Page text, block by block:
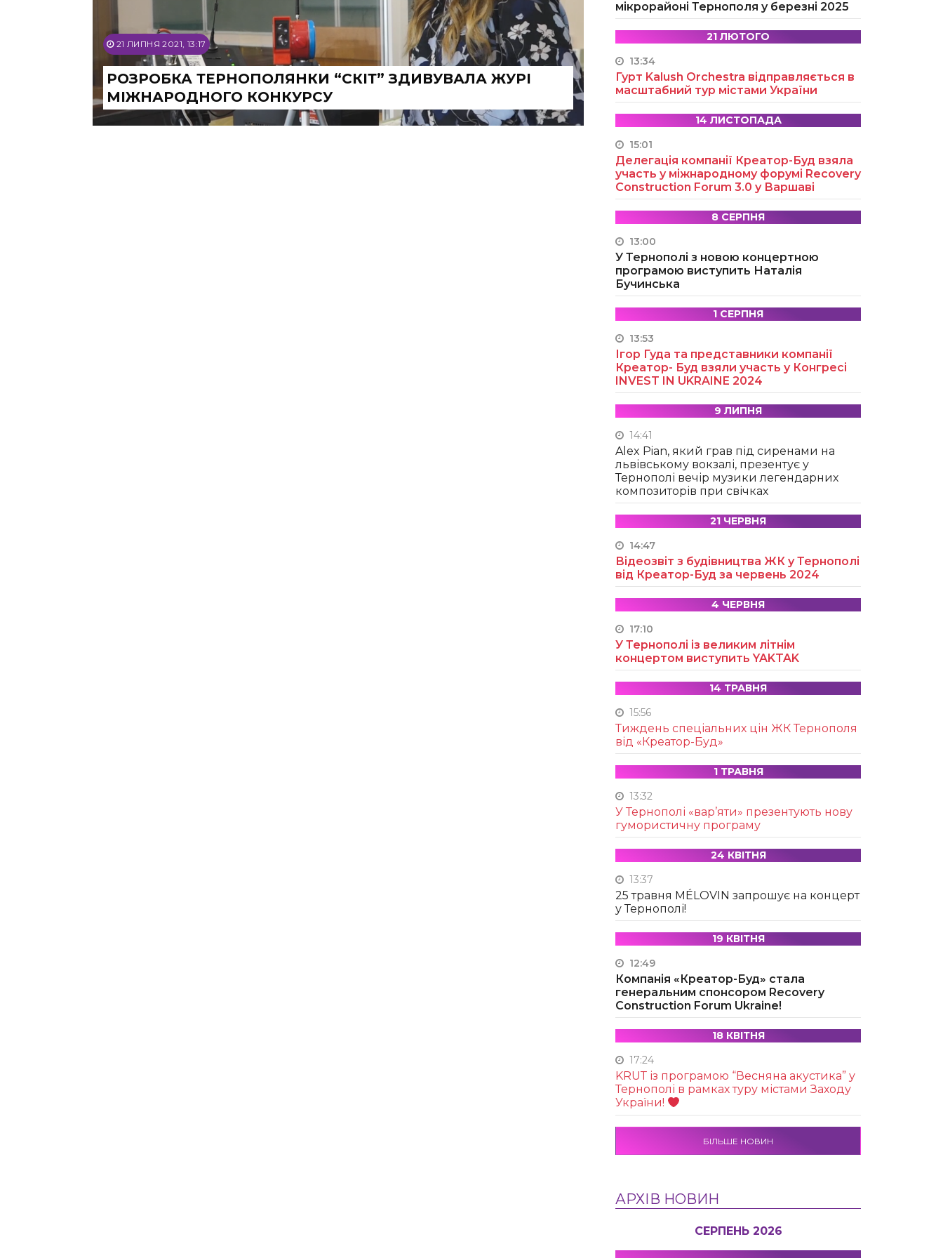
21 ЛИПНЯ 2021, 13:17
РОЗРОБКА ТЕРНОПОЛЯНКИ “СКІТ” ЗДИВУВАЛА ЖУРІ
МІЖНАРОДНОГО КОНКУРСУ
мікрорайоні Тернополя у березні 2025
21 ЛЮТОГО
13:34
Гурт Kalush Orchestra відправляється в
масштабний тур містами України
14 ЛИСТОПАДА
15:01
Делегація компанії Креатор-Буд взяла
участь у міжнародному форумі Recovery
Construction Forum 3.0 у Варшаві
8 СЕРПНЯ
13:00
У Тернополі з новою концертною
програмою виступить Наталія
Бучинська
1 СЕРПНЯ
13:53
Ігор Гуда та представники компанії
Креатор- Буд взяли участь у Конгресі
INVEST IN UKRAINE 2024
9 ЛИПНЯ
14:41
Alex Pian, який грав під сиренами на
львівському вокзалі, презентує у
Тернополі вечір музики легендарних
композиторів при свічках
21 ЧЕРВНЯ
14:47
Відеозвіт з будівництва ЖК у Тернополі
від Креатор-Буд за червень 2024
4 ЧЕРВНЯ
17:10
У Тернополі із великим літнім
концертом виступить YAKTAK
14 ТРАВНЯ
15:56
Тиждень спеціальних цін ЖК Тернополя
від «Креатор-Буд»
1 ТРАВНЯ
13:32
У Тернополі «вар’яти» презентують нову
гумористичну програму
24 КВІТНЯ
13:37
25 травня MÉLOVIN запрошує на концерт
у Тернополі!
19 КВІТНЯ
12:49
Компанія «Креатор-Буд» стала
генеральним спонсором Recovery
Construction Forum Ukraine!
18 КВІТНЯ
17:24
KRUТ із програмою “Весняна акустика” у
Тернополі в рамках туру містами Заходу
України!
БІЛЬШЕ НОВИН
АРХІВ НОВИН
СЕРПЕНЬ 2026